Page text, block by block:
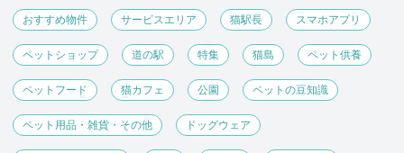
おすすめ物件 サービスエリア 猫駅長 スマホアプリ
ペットショップ 道の駅 特集 猫島 ペット供養
ペットフード 猫カフェ 公園 ペットの豆知識
ペット用品・雑貨・その他 ドッグウェア